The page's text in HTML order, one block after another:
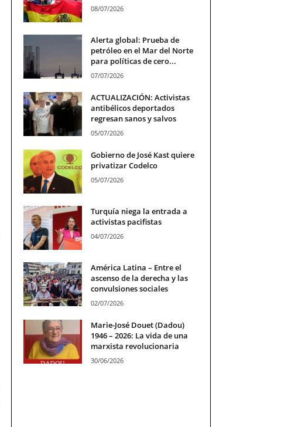
08/07/2026
Alerta global: Prueba de
petróleo en el Mar del Norte
para políticas de cero...
07/07/2026
ACTUALIZACIÓN: Activistas
antibélicos deportados
regresan sanos y salvos
05/07/2026
Gobierno de José Kast quiere
privatizar Codelco
05/07/2026
Turquía niega la entrada a
activistas pacifistas
04/07/2026
América Latina – Entre el
ascenso de la derecha y las
convulsiones sociales
02/07/2026
Marie-José Douet (Dadou)
1946 – 2026: La vida de una
marxista revolucionaria
30/06/2026